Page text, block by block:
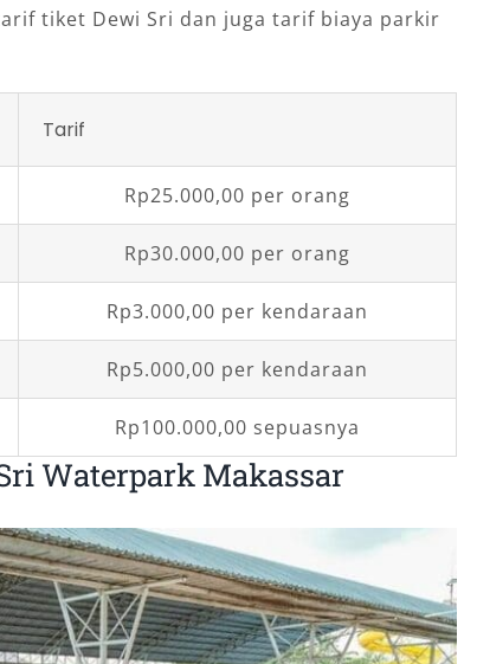
tiket Dewi Sri dan juga tarif biaya parkir
Tarif
Rp25.000,00 per orang
Rp30.000,00 per orang
Rp3.000,00 per kendaraan
Rp5.000,00 per kendaraan
Rp100.000,00 sepuasnya
Waterpark Makassar